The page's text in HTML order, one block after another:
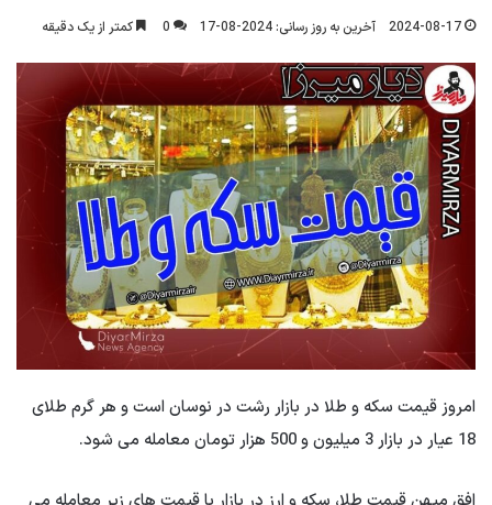
2024-08-17 آخرین به روز رسانی: 2024-08-17 0 کمتر از یک دقیقه
امروز قیمت سکه و طلا در بازار رشت در نوسان است و هر گرم طلای
18 عیار در بازار 3 میلیون و 500 هزار تومان معامله می شود.